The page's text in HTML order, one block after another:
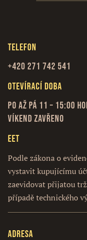
Telefon
+420 271 742 541
Otevírací doba
Po až Pá 11 – 15:00
Víkend zavřeno
EET
Podle zákona o
vystavit kupujícímu
zaevidovat přijatou
případě technického
Adresa